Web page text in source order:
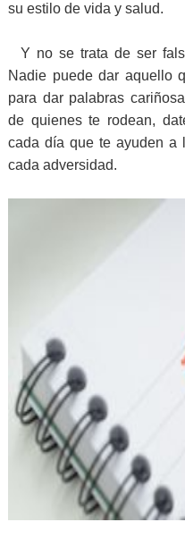
su estilo de vida y salud.
Y no se trata de ser
Nadie puede dar aquello
para dar palabras
de quienes te rodean,
cada día que te ayuden a
cada adversidad.